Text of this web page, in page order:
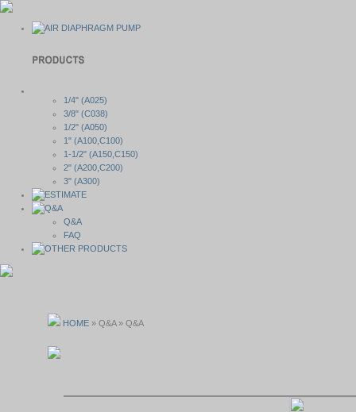
1/4" (A025)
3/8" (C038)
1/2" (A050)
1" (A100,C100)
1-1/2" (A150,C150)
2" (A200,C200)
3" (A300)
Q&A
FAQ
HOME » Q&A » Q&A